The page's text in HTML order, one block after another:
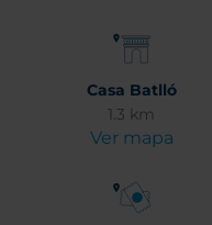
Casa Batlló
1.3 km
Ver mapa